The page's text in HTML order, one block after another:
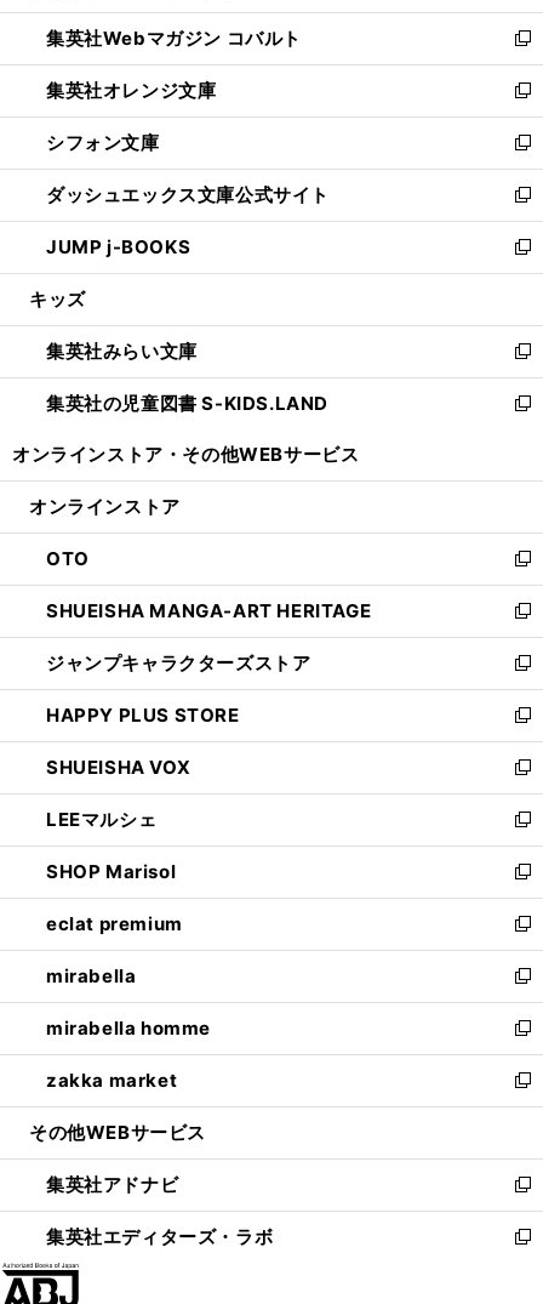
開
く
ウ
で
開
く
ン
ド
ウ
で
開
く
ウ
ィ
ン
ド
ウ
で
開
く
集英社Webマガジン コバルト
新
し
い
ウ
ィ
ン
ド
ウ
で
開
集英社オレンジ文庫
新
し
い
ウ
ィ
ン
ド
ウ
開
く
シフォン文庫
新
し
い
ウ
ィ
ン
ウ
で
開
く
ダッシュエックス文庫公式サイト
新
し
い
ウ
ン
ド
ウ
で
JUMP j-BOOKS
新
し
ウ
ィ
ン
ド
開
キッズ
集英社みらい文庫
新
し
い
ン
ウ
で
開
く
集英社の児童図書 S-KIDS.LAND
新
ウ
ン
ド
ウ
で
開
く
オンラインストア・ その他WEBサービス
オンラインストア
OTO
新
し
い
ウ
ィ
ン
ド
ウ
で
開
く
SHUEISHA MANGA-ART HERITAGE
新
し
い
ウ
ィ
ン
ド
ウ
で
開
く
ジャンプキャラクターズストア
新
し
い
ウ
ィ
ン
ド
ウ
で
開
く
HAPPY PLUS STORE
新
し
い
ウ
ィ
ン
ド
ウ
で
開
く
SHUEISHA VOX
新
し
い
ウ
ィ
ン
ド
ウ
で
開
く
LEEマルシェ
新
し
い
ウ
ィ
ン
ド
ウ
で
開
く
SHOP Marisol
新
し
い
ウ
ィ
ン
ド
ウ
で
開
eclat premium
新
し
い
ウ
ィ
ン
ド
ウ
開
く
mirabella
新
し
い
ウ
ィ
ン
ウ
で
開
く
mirabella homme
新
し
い
ウ
ン
ド
ウ
で
zakka market
新
し
ウ
ィ
ン
ド
その他WEBサービス
集英社アドナビ
新
し
い
集英社エディターズ・ラボ
新